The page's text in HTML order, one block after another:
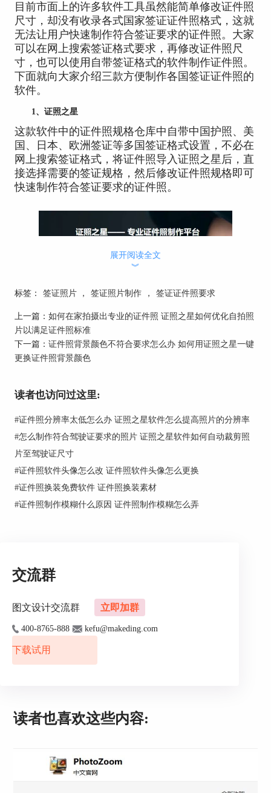
目前市面上的许多软件工具虽然能简单修改证件照
尺寸，却没有收录各式国家签证证件照格式，这就
无法让用户快速制作符合签证要求的证件照。大家
可以在网上搜索签证格式要求，再修改证件照尺
寸，也可以使用自带签证格式的软件制作证件照。
下面就向大家介绍三款方便制作各国签证证件照的
软件。
1、证照之星
这款软件中的证件照规格仓库中自带中国护照、美
国、日本、欧洲签证等多国签证格式设置，不必在
网上搜索签证格式，将证件照导入证照之星后，直
接选择需要的签证规格，然后修改证件照规格即可
快速制作符合签证要求的证件照。
2、Photoshop
Photoshop是一款专业的图片后期处理软件，这款软
件中虽然没有自带各国签证格式，也不能一键修改
证件照规格，但是胜在自定义功能强大，能够根据
自身签证需要，自定义证件照的详细规格尺寸，适
合动手能力强，需要制作冷门国家签证证件照的用
3、袋鼠证件照
单，在照片尺寸设置有常用尺寸、各类证件和各国
签证尺寸可选。选择需要的签证格式，再进行制作
展开阅读全文
︾
标签： 签证照片 ， 签证照片制作 ， 签证证件照要求
上一篇： 如何在家拍摄出专业的证件照 证照之星如何优化自拍照
片以满足证件照标准
下一篇： 证件照背景颜色不符合要求怎么办 如何用证照之星一键
更换证件照背景颜色
读者也访问过这里:
#证件照分辨率太低怎么办 证照之星软件怎么提高照片的分辨率
#怎么制作符合驾驶证要求的照片 证照之星软件如何自动裁剪照
片至驾驶证尺寸
#证件照软件头像怎么改 证件照软件头像怎么更换
#证件照换装免费软件 证件照换装素材
#证件照制作模糊什么原因 证件照制作模糊怎么弄
交流群
图文设计交流群 立即加群
400-8765-888 kefu@makeding.com
下载试用
读者也喜欢这些内容: